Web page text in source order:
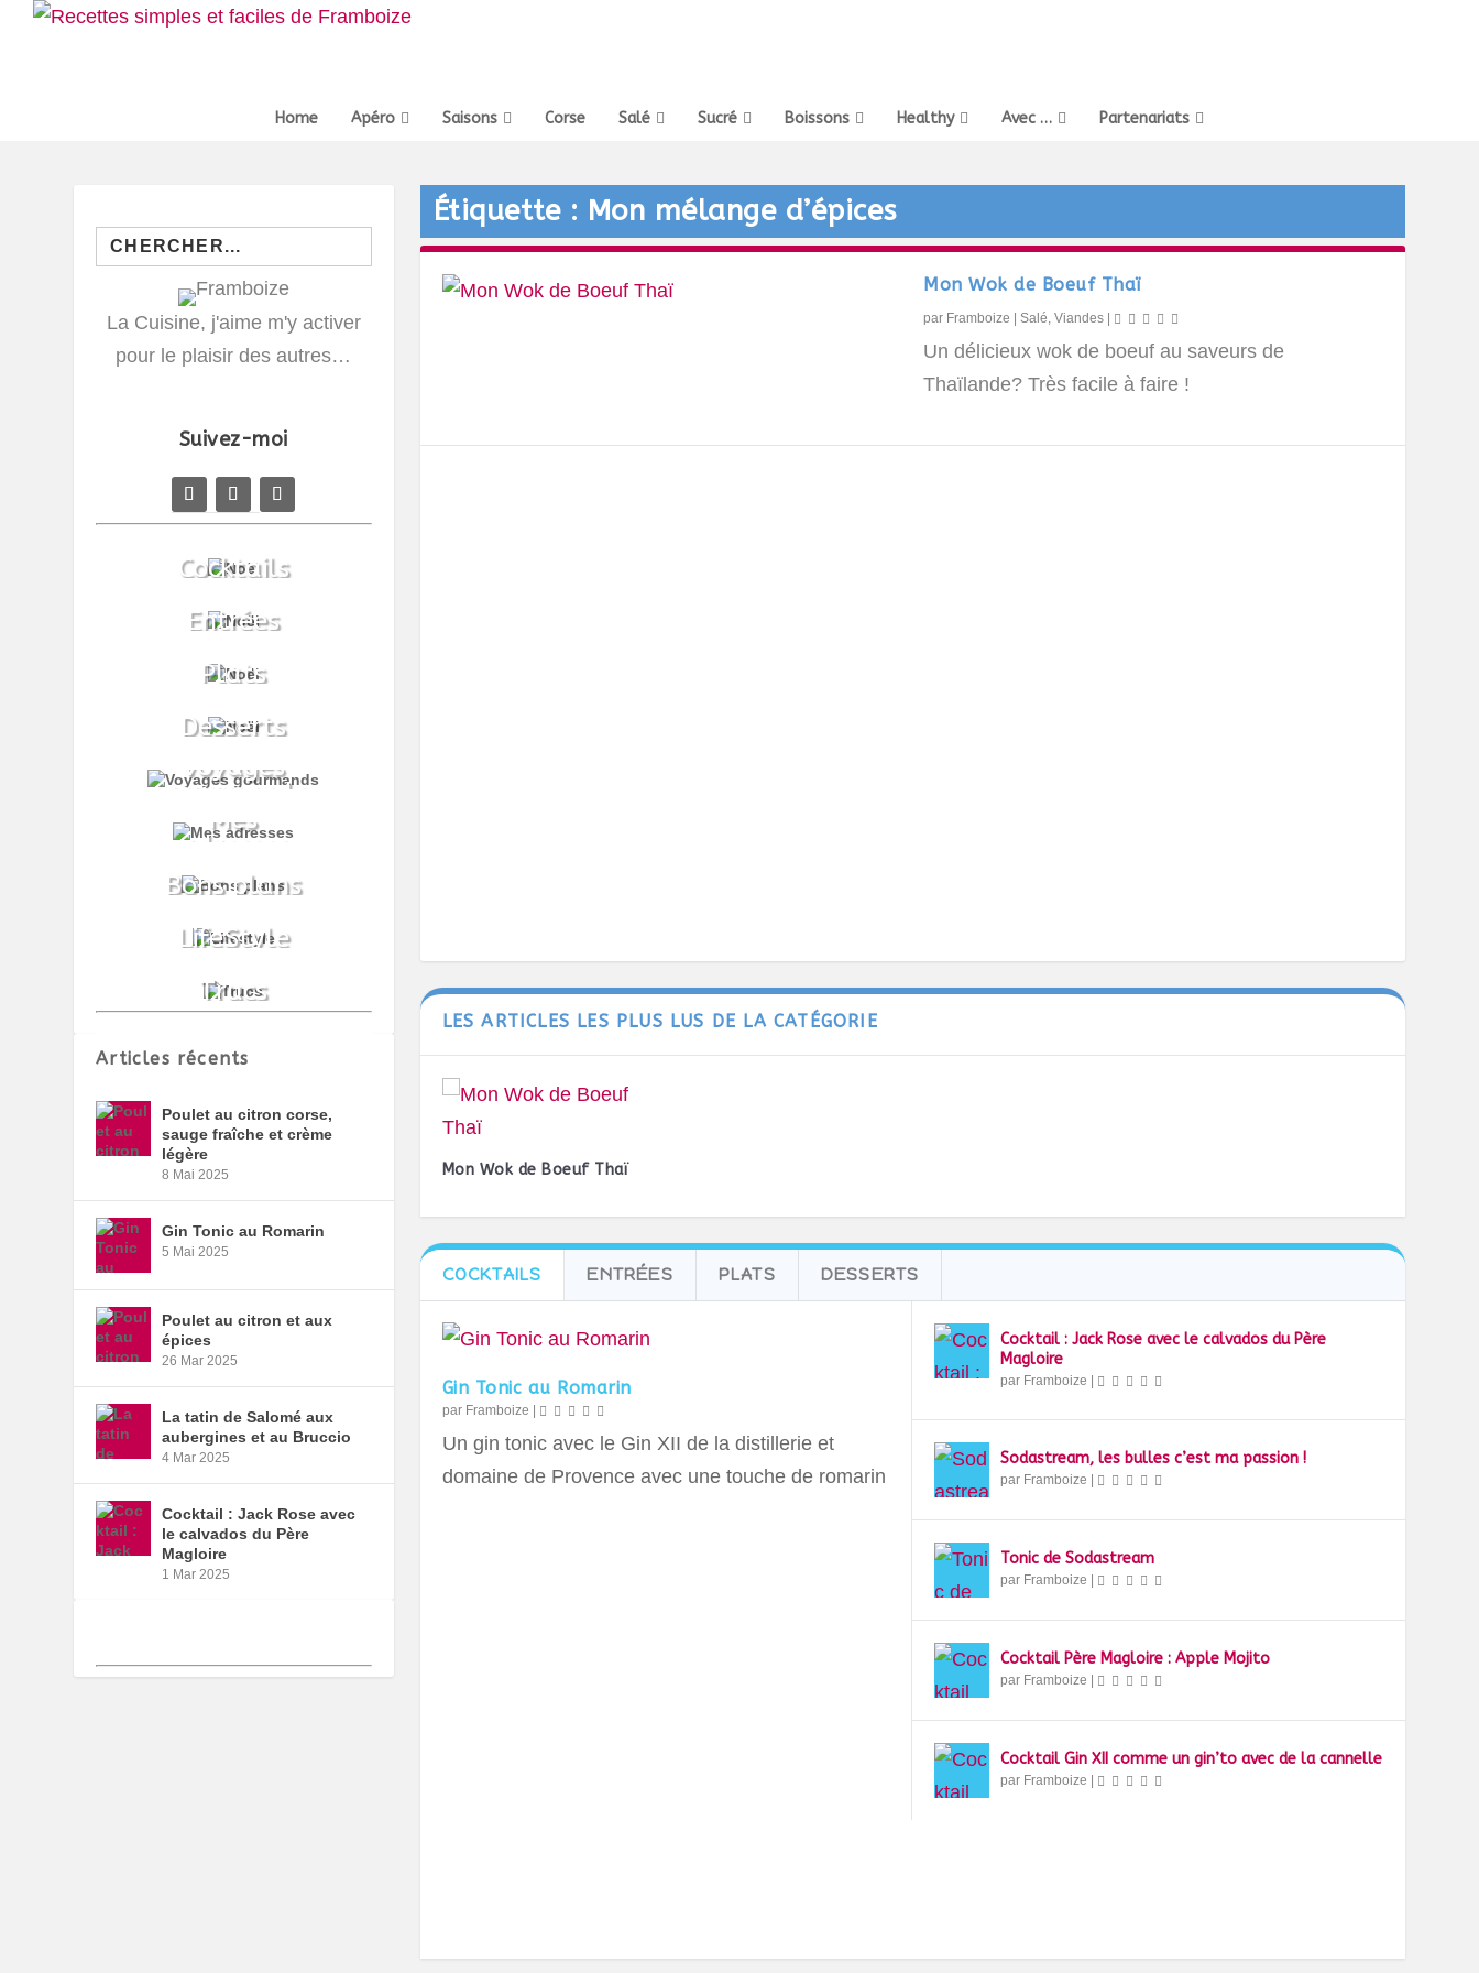
Home Apéro Saisons Corse Salé Sucré Boissons Healthy Avec … Partenariats
Étiquette : Mon mélange d’épices
Mon Wok de Boeuf Thaï
par Framboize |Salé,Viandes
Un délicieux wok de boeuf au saveurs de
Thaïlande? Très facile à faire !
LES ARTICLES LES PLUS LUS DE LA CATÉGORIE
Mon Wok de Boeuf Thaï
COCKTAILS ENTRÉES PLATS DESSERTS
Gin Tonic au Romarin
par Framboize
Un gin tonic avec le Gin XII de la distillerie et
domaine de Provence avec une touche de romarin
Cocktail : Jack Rose avec le calvados du Père
Magloire
par Framboize
Sodastream, les bulles c’est ma passion !
par Framboize
Tonic de Sodastream
par Framboize
Cocktail Père Magloire : Apple Mojito
par Framboize
Cocktail Gin XII comme un gin’to avec de la cannelle
par Framboize
Search
for:
La Cuisine, j'aime m'y activer
pour le plaisir des autres…
Suivez-moi
Articles récents
Poulet au citron corse,
sauge fraîche et crème
légère
8 Mai 2025
Gin Tonic au Romarin
5 Mai 2025
Poulet au citron et aux
épices
26 Mar 2025
La tatin de Salomé aux
aubergines et au Bruccio
4 Mar 2025
Cocktail : Jack Rose avec
le calvados du Père
Magloire
1 Mar 2025